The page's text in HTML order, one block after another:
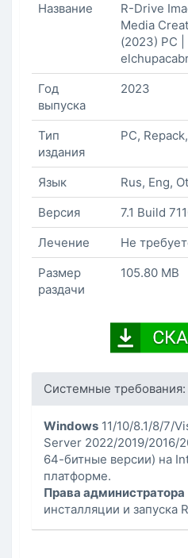
Название
R-Drive
Media
(2023) PC
Год
выпуска
2023
Тип
издания
PC,
Язык
Rus, Eng,
Версия
7.1 Build
Лечение
Не
Размер
раздачи
105.80 MB
Системные требования:
Windows 11/10/8.1/8/7/
Server 2022/2019/2016/
64-битные версии) на
платформе.
Права администратора
инсталляции и запуска